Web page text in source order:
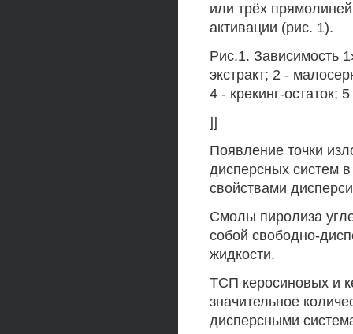
или трёх
активации (рис. 1).
Рис.1. Зависимость
экстракт; 2 -
4 - крекинг-
]]
Появление точки
дисперсных систем в
свойствами
Смолы пиролиза
собой свободно-
жидкости.
ТСП керосиновых и
значительное
дисперсными